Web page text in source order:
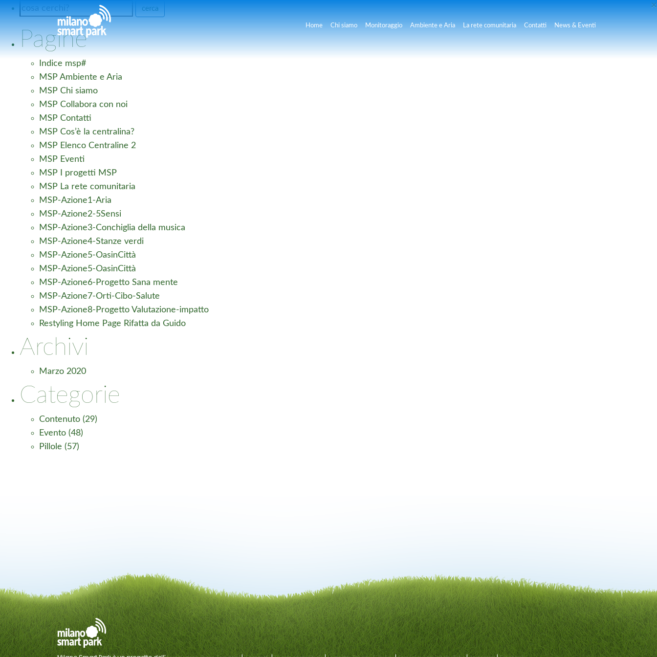
Home Chi siamo Monitoraggio Ambiente e Aria La rete comunitaria Contatti News & Eventi
×
Pagine
Indice msp#
MSP Ambiente e Aria
MSP Chi siamo
MSP Collabora con noi
MSP Contatti
MSP Cos’è la centralina?
MSP Elenco Centraline 2
MSP Eventi
MSP I progetti MSP
MSP La rete comunitaria
MSP-Azione1-Aria
MSP-Azione2-5Sensi
MSP-Azione3-Conchiglia della musica
MSP-Azione4-Stanze verdi
MSP-Azione5-OasinCittà
MSP-Azione5-OasinCittà
MSP-Azione6-Progetto Sana mente
MSP-Azione7-Orti-Cibo-Salute
MSP-Azione8-Progetto Valutazione-impatto
Restyling Home Page Rifatta da Guido
Archivi
Marzo 2020
Categorie
Contenuto (29)
Evento (48)
Pillole (57)